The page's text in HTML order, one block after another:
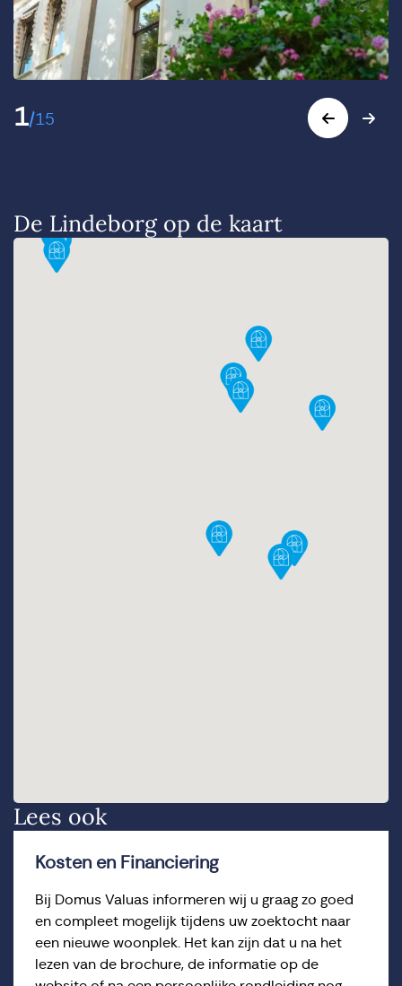
1/15
De Lindeborg op de kaart
Lees ook
Kosten en Financiering
Bij Domus Valuas informeren wij u graag zo goed
en compleet mogelijk tijdens uw zoektocht naar
een nieuwe woonplek. Het kan zijn dat u na het
lezen van de brochure, de informatie op de